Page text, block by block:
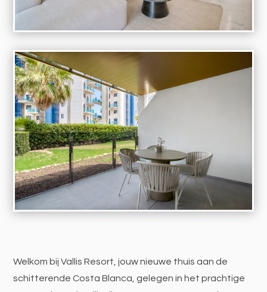
Welkom bij Vallis Resort, jouw nieuwe thuis aan de
schitterende Costa Blanca, gelegen in het prachtige